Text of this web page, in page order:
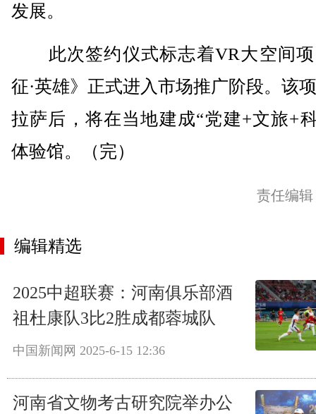
发展。
此次签约仪式标志着VR大空间项
征·英雄》正式进入市场推广阶段。该
拉萨后，将在当地建成“党建+文旅+
体验馆。（完）
责任编
编辑精选
2025中超联赛：河南俱乐部酒
祖杜康队3比2胜成都蓉城队
中国新闻网 2025-6-15 12:36
河南省文物考古研究院举办公